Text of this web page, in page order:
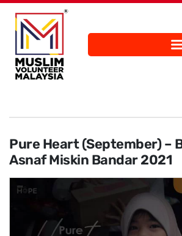
Pure Heart (September) –
Asnaf Miskin Bandar 2021